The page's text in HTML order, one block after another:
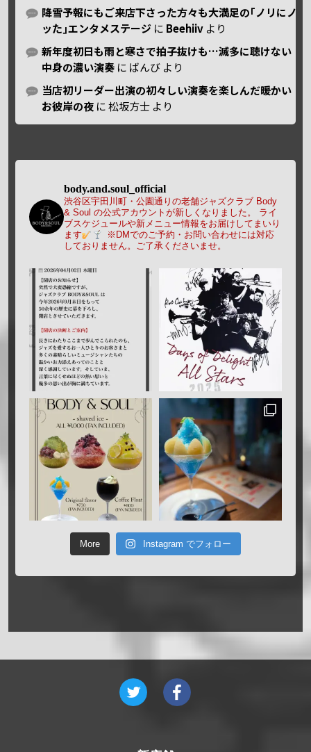
降雪予報にもご来店下さった方々も大満足の｢ノリにノ
ッた｣エンタメステージ に Beehiiv より
新年度初日も雨と寒さで拍子抜けも…滅多に聴けない
中身の濃い演奏 に ばんび より
当店初リーダー出演の初々しい演奏を楽しんだ暖かい
お彼岸の夜 に松坂方士 より
body.and.soul_official
渋谷区宇田川町・公園通りの老舗ジャズクラブ Body
& Soul の公式アカウントが新しくなりました。
ライ
ブスケジュールや新メニュー情報をお届けしてまいり
ます
※DMでのご予約・お問い合わせには対応
しておりません。ご了承くださいませ。
More Instagram でフォロー